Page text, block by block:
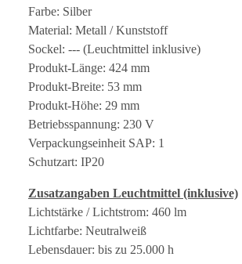
Farbe: Silber
Material: Metall / Kunststoff
Sockel: --- (Leuchtmittel inklusive)
Produkt-Länge: 424 mm
Produkt-Breite: 53 mm
Produkt-Höhe: 29 mm
Betriebsspannung: 230 V
Verpackungseinheit SAP: 1
Schutzart: IP20
Zusatzangaben Leuchtmittel (inklusive)
Lichtstärke / Lichtstrom: 460 lm
Lichtfarbe: Neutralweiß
Lebensdauer: bis zu 25.000 h